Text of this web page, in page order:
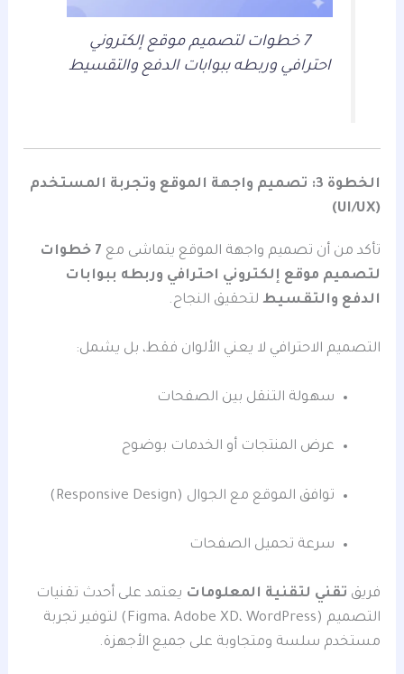
7 خطوات لتصميم موقع إلكتروني
احترافي وربطه ببوابات الدفع والتقسيط
الخطوة 3: تصميم واجهة الموقع وتجربة المستخدم
(UI/UX)
تأكد من أن تصميم واجهة الموقع يتماشى مع
7 خطوات
لتصميم موقع إلكتروني احترافي وربطه ببوابات
الدفع والتقسيط لتحقيق النجاح.
التصميم الاحترافي لا يعني الألوان فقط، بل يشمل:
سهولة التنقل بين الصفحات
عرض المنتجات أو الخدمات بوضوح
توافق الموقع مع الجوال (Responsive Design)
سرعة تحميل الصفحات
فريق تقني لتقنية المعلومات يعتمد على أحدث تقنيات
التصميم (Figma، Adobe XD، WordPress) لتوفير تجربة
مستخدم سلسة ومتجاوبة على جميع الأجهزة.